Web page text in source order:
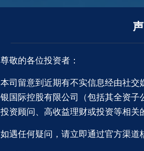
尊敬的各位投资者：
本司留意到近期有不实信息经由社
银国际控股有限公司（包括其全资子
投资顾问、高收益理财或投资等相关
如遇任何疑问，请立即通过官方渠道